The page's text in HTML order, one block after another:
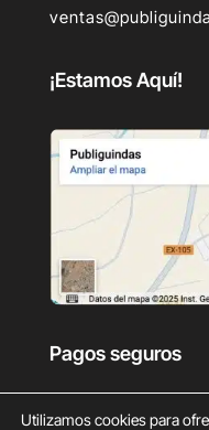
¡Estamos Aquí!
Pagos seguros
Utilizamos cookies para